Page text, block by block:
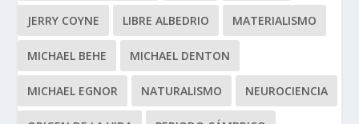
JERRY COYNE LIBRE ALBEDRIO MATERIALISMO
MICHAEL BEHE MICHAEL DENTON
MICHAEL EGNOR NATURALISMO NEUROCIENCIA